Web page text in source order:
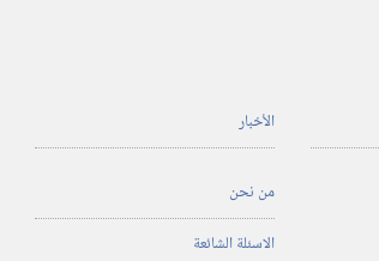
الأخبار
من نحن
الاسئلة الشائعة